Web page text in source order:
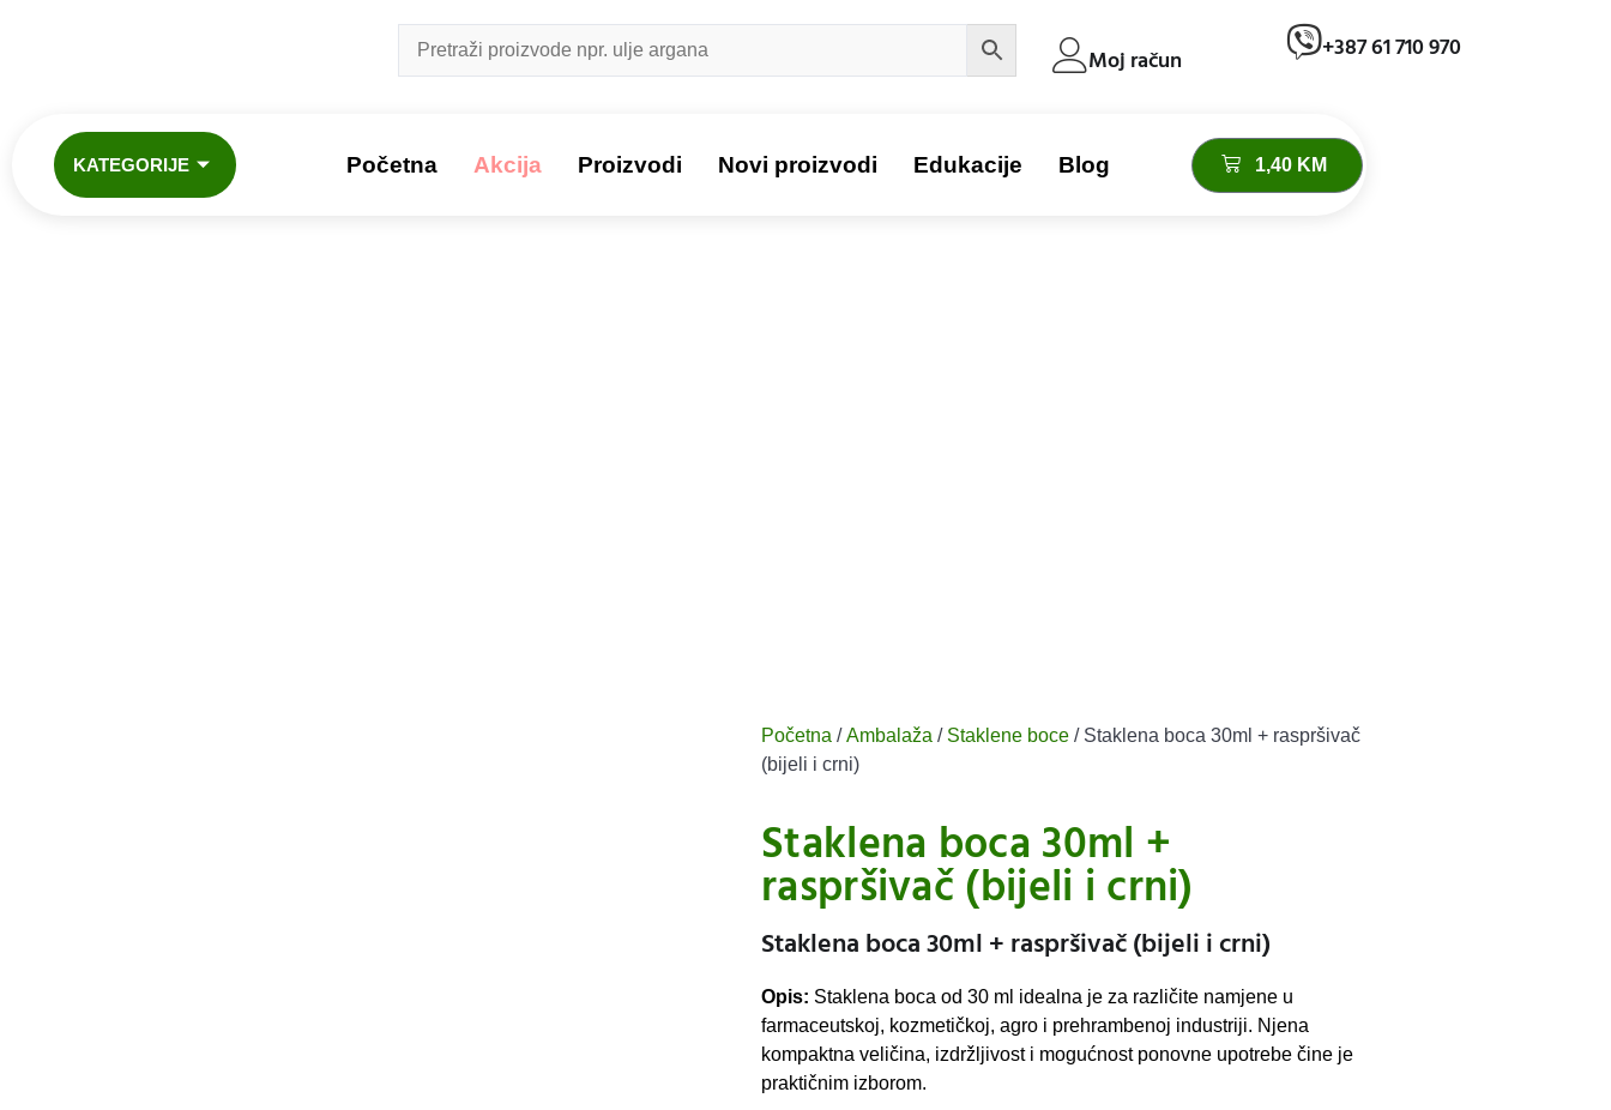
Moj račun +387 61 710 970
KATEGORIJE Početna Akcija Proizvodi Novi proizvodi Edukacije Blog 1,40 KM
Početna /Ambalaža / Staklene boce / Staklena boca 30ml + raspršivač
(bijeli i crni)
Staklena boca 30ml +
raspršivač (bijeli i crni)
Staklena boca 30ml + raspršivač (bijeli i crni)
Opis: Staklena boca od 30 ml idealna je za različite namjene u
farmaceutskoj, kozmetičkoj, agro i prehrambenoj industriji. Njena
kompaktna veličina, izdržljivost i mogućnost ponovne upotrebe čine je
praktičnim izborom.